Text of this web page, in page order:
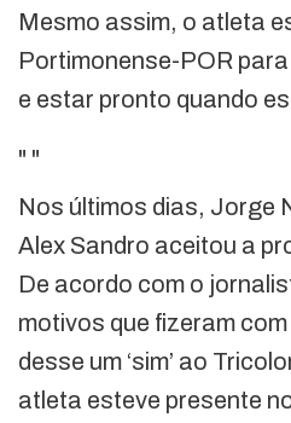
Mesmo assim, o atleta
Portimonense-POR
e estar pronto quando
" "
Nos últimos dias, Jorge
Alex Sandro aceitou a
De acordo com o
motivos que fizeram
desse um ‘sim’ ao
atleta esteve presente